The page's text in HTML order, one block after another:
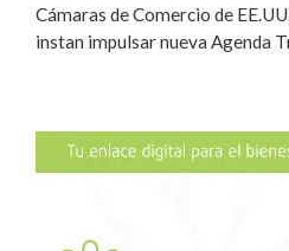
Cámaras de Comercio de
instan impulsar nueva Agenda